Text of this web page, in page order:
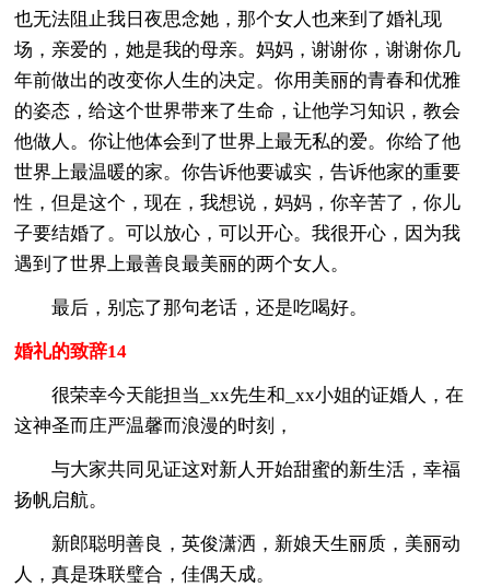
也无法阻止我日夜思念她，那个女人也来到了婚礼现
场，亲爱的，她是我的母亲。妈妈，谢谢你，谢谢你几
年前做出的改变你人生的决定。你用美丽的青春和优雅
的姿态，给这个世界带来了生命，让他学习知识，教会
他做人。你让他体会到了世界上最无私的爱。你给了他
世界上最温暖的家。你告诉他要诚实，告诉他家的重要
性，但是这个，现在，我想说，妈妈，你辛苦了，你儿
子要结婚了。可以放心，可以开心。我很开心，因为我
遇到了世界上最善良最美丽的两个女人。
最后，别忘了那句老话，还是吃喝好。
婚礼的致辞14
很荣幸今天能担当_xx先生和_xx小姐的证婚人，在
这神圣而庄严温馨而浪漫的时刻，
与大家共同见证这对新人开始甜蜜的新生活，幸福
扬帆启航。
新郎聪明善良，英俊潇洒，新娘天生丽质，美丽动
人，真是珠联璧合，佳偶天成。